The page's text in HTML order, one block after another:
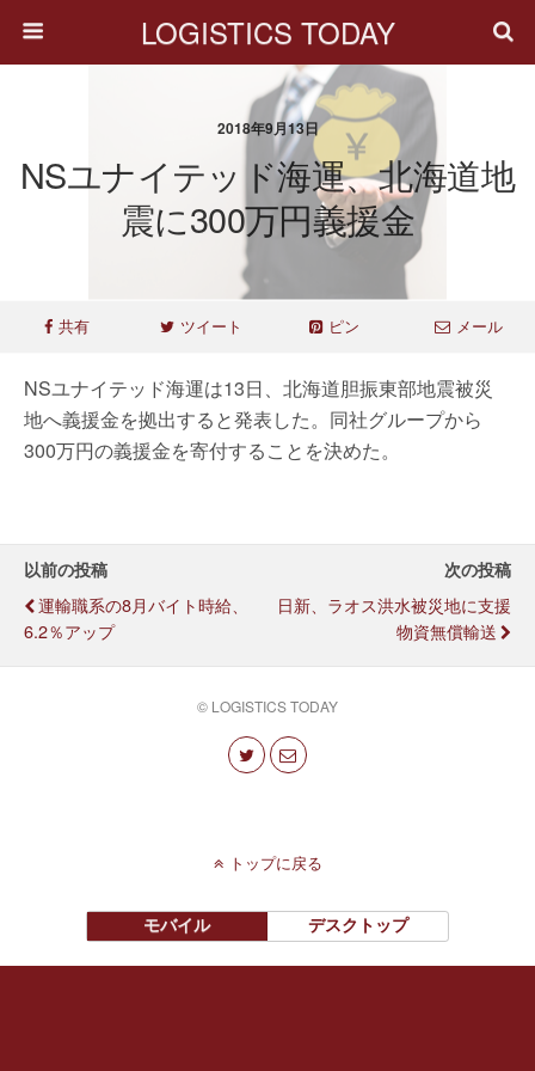
LOGISTICS TODAY
2018年9月13日
NSユナイテッド海運、北海道地
震に300万円義援金
共有 ツイート ピン メール
NSユナイテッド海運は13日、北海道胆振東部地震被災
地へ義援金を拠出すると発表した。同社グループから
300万円の義援金を寄付することを決めた。
以前の投稿
運輸職系の8月バイト時給、
6.2％アップ
次の投稿
日新、ラオス洪水被災地に支援
物資無償輸送
© LOGISTICS TODAY
トップに戻る
モバイル デスクトップ